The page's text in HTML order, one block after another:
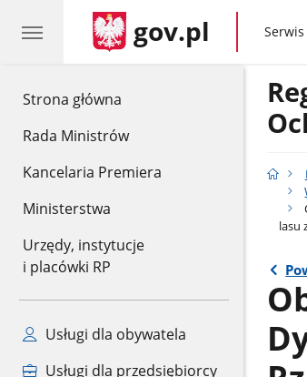
Strona główna
Rada Ministrów
Kancelaria Premiera
Ministerstwa
Urzędy, instytucje
i placówki RP
Usługi dla obywatela
Usługi dla przedsiębiorcy
gov.pl gov.pl
lasu